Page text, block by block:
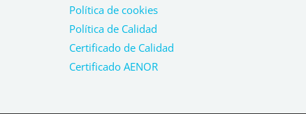
Política de cookies
Política de Calidad
Certificado de Calidad
Certificado AENOR